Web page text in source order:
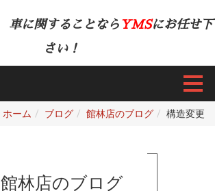
車に関することなら YMSにお任せ下
さい！
ホーム ブログ 館林店のブログ 構造変更
館林店のブログ